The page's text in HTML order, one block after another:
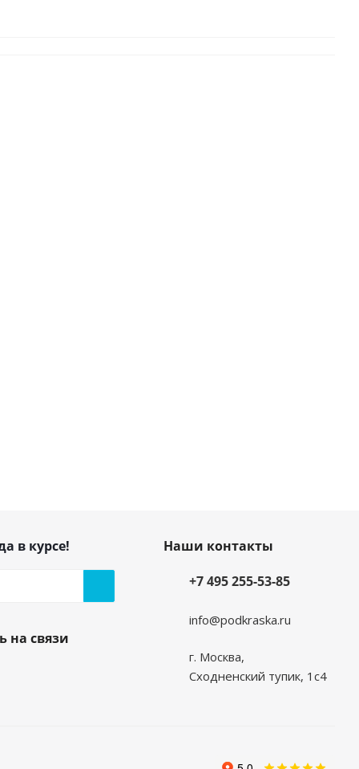
в курсе!
на связи
Наши контакты
+7 495 255-53-85
info@podkraska.ru
г. Москва,
Сходненский тупик, 1с4